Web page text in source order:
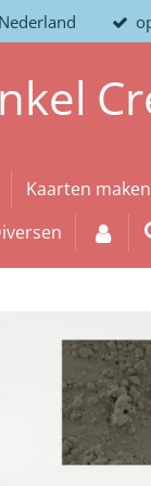
Kaarten maken